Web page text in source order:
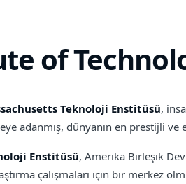
of
Teknoloji Enstitüsü,
adanmış, dünyanın en prestijli ve
Enstitüsü, Amerika Birleşik
çalışmaları için bir merkez